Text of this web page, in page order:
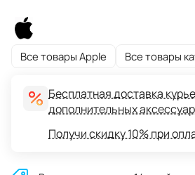
Все товары Apple Все товары
Бесплатная доставка
дополнительных
Получи скидку 10% при